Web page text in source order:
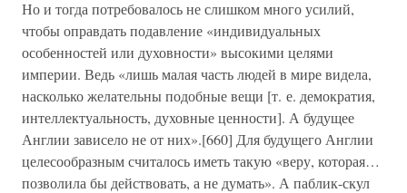
Но и тогда потребовалось не слишком много усилий,
чтобы оправдать подавление «индивидуальных
особенностей или духовности» высокими целями
империи. Ведь «лишь малая часть людей в мире видела,
насколько желательны подобные вещи [т. е. демократия,
интеллектуальность, духовные ценности]. А будущее
Англии зависело не от них».[660] Для будущего Англии
целесообразным считалось иметь такую «веру, которая…
позволила бы действовать, а не думать». А паблик-скул